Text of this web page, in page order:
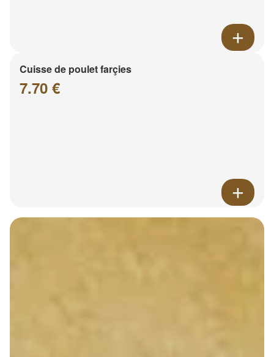
Cuisse de poulet farçies
7.70 €